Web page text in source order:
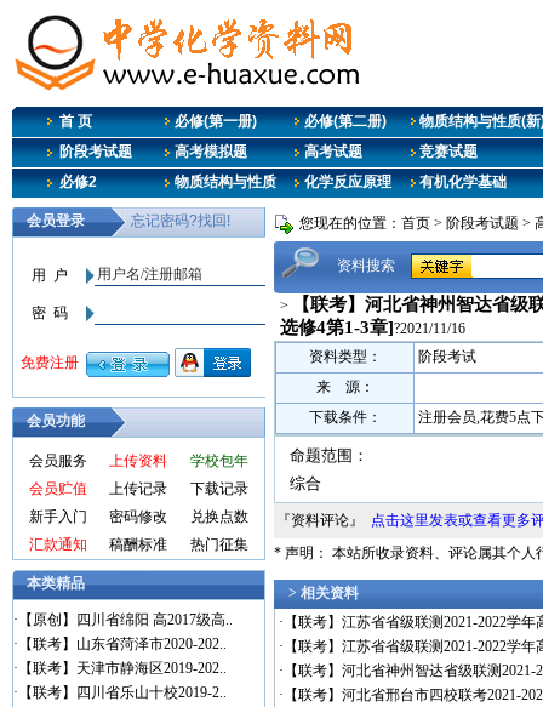
首 页 必修(第一册) 必修(第二册)
物质结构与性质(新
阶段考试题
高考模拟题 高考试题
竞赛试题
必修2
物质结构与性质 化学反应原理 有机化学基础
会员功能
会员服务 上传资料
学校包年
会员贮值
上传记录
下载记录
新手入门
密码修改
兑换点数
汇款通知
稿酬标准 热门征集
本类精品
· 【原创】四川省绵阳 高2017级高..
· 【联考】山东省菏泽市2020-202..
· 【联考】天津市静海区2019-202..
· 【联考】四川省乐山十校2019-2..
您现在的位置： 首页 > 阶段考试题 >
资料搜索
>
【联考】河北省神州智达省
选修4第1-3章]?2021/11/16
资料类型：
阶段考试
来 源：
下载条件：
注册会员,花费5点
命题范围：
综合
『资料评论』 点击这里发表或查看更多
* 声明： 本站所收录资料、评论属其个人
> 相关资料
· 【联考】江苏省省级联测2021-2022学
· 【联考】江苏省省级联测2021-2022学
· 【联考】河北省神州智达省级联测
· 【联考】河北省邢台市四校联考2021-